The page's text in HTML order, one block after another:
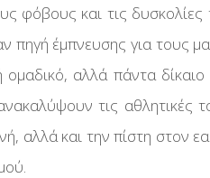
φόβους και τις
έμπνευσης για τους
αλλά πάντα δίκαιο
τις αθλητικές
αλλά και την πίστη στον